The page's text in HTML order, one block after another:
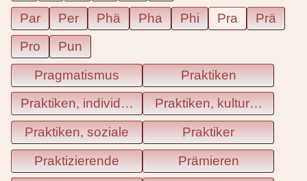
Par
Per Phä Pha Phi Pra
Prä
Pro
Pun
Pragmatismus
Praktiken
Praktiken, individuelle Praktiken, kulturelle
Praktiken, soziale
Praktiker
Praktizierende
Prämieren